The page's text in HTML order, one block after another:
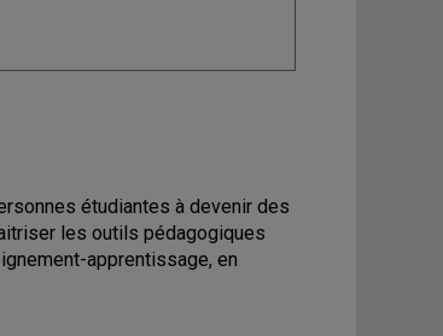
étudiantes à devenir des
les outils pédagogiques
apprentissage, en